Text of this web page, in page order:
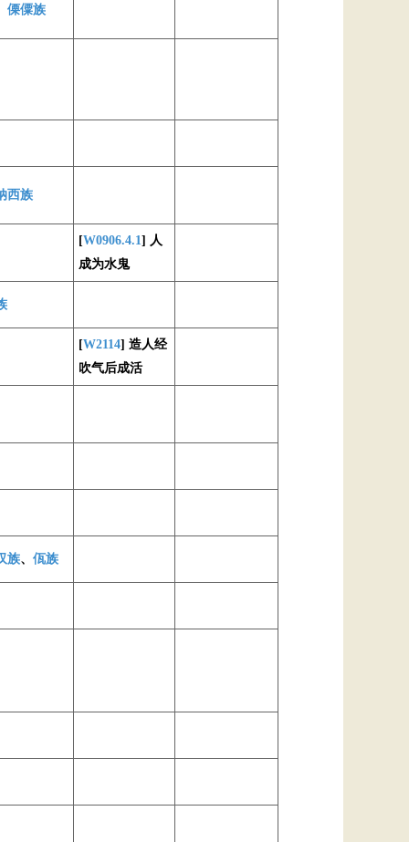
傈僳族
西族
[W0906.4.1] 人
成为水鬼
[W2114] 造人经
吹气后成活
族、 佤族